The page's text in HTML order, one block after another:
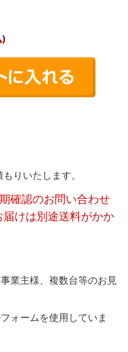
)
りいたします。
確認のお問い合わせ
けは別途送料がかか
業主様、複数台等のお見
ォームを使用していま